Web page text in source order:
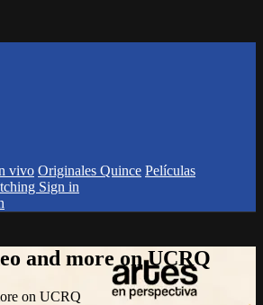
vivo Originales Quince Películas
Sign in
and more on UCRQ
on UCRQ